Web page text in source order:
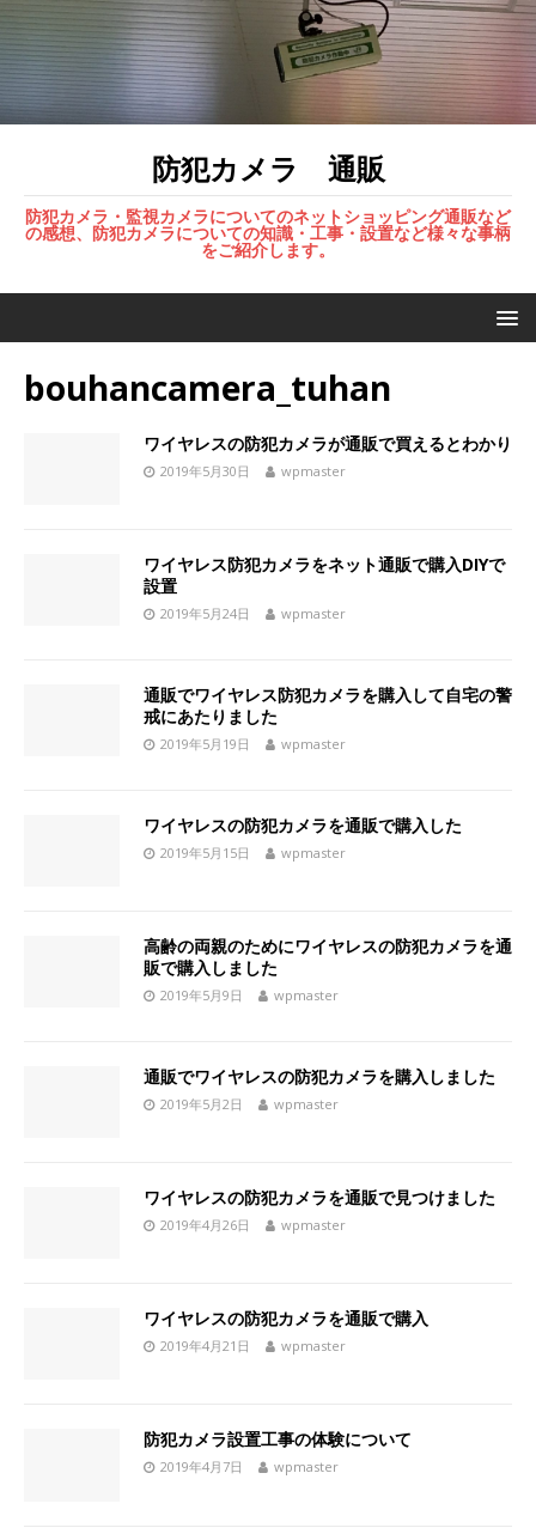
防犯カメラ 通販
防犯カメラ・監視カメラについてのネットショッピング通販など
の感想、防犯カメラについての知識・工事・設置など様々な事柄
をご紹介します。
bouhancamera_tuhan
ワイヤレスの防犯カメラが通販で買えるとわかり
2019年5月30日 wpmaster
ワイヤレス防犯カメラをネット通販で購入DIYで
設置
2019年5月24日 wpmaster
通販でワイヤレス防犯カメラを購入して自宅の警
戒にあたりました
2019年5月19日 wpmaster
ワイヤレスの防犯カメラを通販で購入した
2019年5月15日 wpmaster
高齢の両親のためにワイヤレスの防犯カメラを通
販で購入しました
2019年5月9日 wpmaster
通販でワイヤレスの防犯カメラを購入しました
2019年5月2日 wpmaster
ワイヤレスの防犯カメラを通販で見つけました
2019年4月26日 wpmaster
ワイヤレスの防犯カメラを通販で購入
2019年4月21日 wpmaster
防犯カメラ設置工事の体験について
2019年4月7日 wpmaster